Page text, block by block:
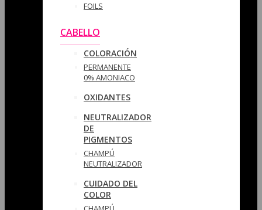
FOILS
CABELLO
COLORACIÓN
PERMANENTE
0% AMONIACO
OXIDANTES
NEUTRALIZADOR
DE
PIGMENTOS
CHAMPÚ
NEUTRALIZADOR
CUIDADO DEL
COLOR